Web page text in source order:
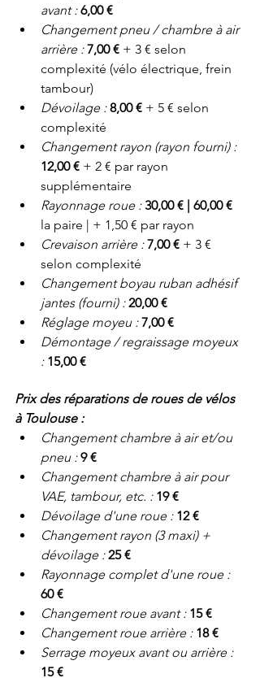
avant : 6,00 €
Changement pneu / chambre à air
arrière : 7,00 € + 3 € selon
complexité (vélo électrique, frein
tambour)
Dévoilage : 8,00 € + 5 € selon
complexité
Changement rayon (rayon fourni) :
12,00 € + 2 € par rayon
supplémentaire
Rayonnage roue : 30,00 € | 60,00 €
la paire | + 1,50 € par rayon
Crevaison arrière : 7,00 € + 3 €
selon complexité
Changement boyau ruban adhésif
jantes (fourni) : 20,00 €
Réglage moyeu : 7,00 €
Démontage / regraissage moyeux
: 15,00 €
Prix des réparations de roues de vélos
à Toulouse :
Changement chambre à air et/ou
pneu : 9 €
Changement chambre à air pour
VAE, tambour, etc. : 19 €
Dévoilage d'une roue : 12 €
Changement rayon (3 maxi) +
dévoilage : 25 €
Rayonnage complet d'une roue :
60 €
Changement roue avant : 15 €
Changement roue arrière : 18 €
Serrage moyeux avant ou arrière :
15 €